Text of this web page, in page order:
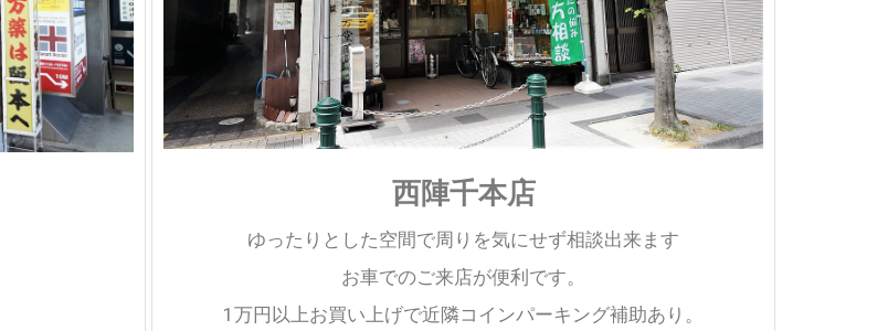
西陣千本店
ゆったりとした空間で周りを気にせず相談出来ます
お車でのご来店が便利です。
1万円以上お買い上げで近隣コインパーキング補助あり。